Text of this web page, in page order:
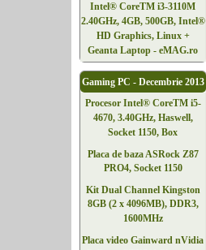
Intel® CoreTM i3-3110M
2.40GHz, 4GB, 500GB, Intel®
HD Graphics, Linux +
Geanta Laptop - eMAG.ro
Gaming PC - Decembrie 2013
Procesor Intel® CoreTM i5-
4670, 3.40GHz, Haswell,
Socket 1150, Box
Placa de baza ASRock Z87
PRO4, Socket 1150
Kit Dual Channel Kingston
8GB (2 x 4096MB), DDR3,
1600MHz
Placa video Gainward nVidia